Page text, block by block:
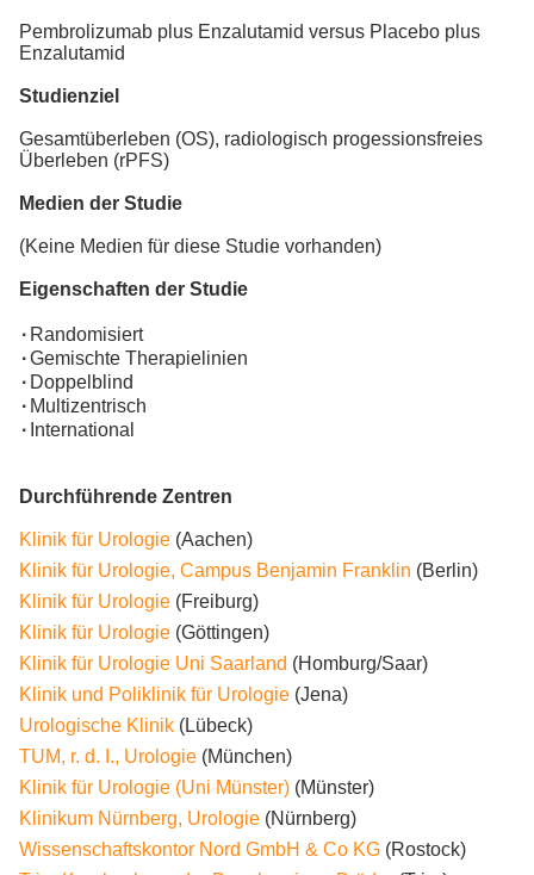
Pembrolizumab plus Enzalutamid versus Placebo plus
Enzalutamid
Studienziel
Gesamtüberleben (OS), radiologisch progessionsfreies
Überleben (rPFS)
Medien der Studie
(Keine Medien für diese Studie vorhanden)
Eigenschaften der Studie
· Randomisiert
·Gemischte Therapielinien
· Doppelblind
· Multizentrisch
· International
Durchführende Zentren
Klinik für Urologie (Aachen)
Klinik für Urologie, Campus Benjamin Franklin (Berlin)
Klinik für Urologie (Freiburg)
Klinik für Urologie (Göttingen)
Klinik für Urologie Uni Saarland (Homburg/Saar)
Klinik und Poliklinik für Urologie (Jena)
Urologische Klinik (Lübeck)
TUM, r. d. I., Urologie (München)
Klinik für Urologie (Uni Münster) (Münster)
Klinikum Nürnberg, Urologie (Nürnberg)
Wissenschaftskontor Nord GmbH & Co KG (Rostock)